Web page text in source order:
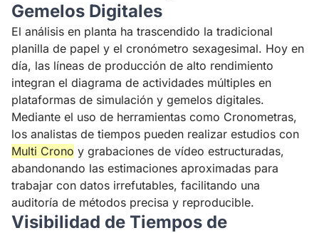
Gemelos Digitales
El análisis en planta ha trascendido la tradicional
planilla de papel y el cronómetro sexagesimal. Hoy en
día, las líneas de producción de alto rendimiento
integran el diagrama de actividades múltiples en
plataformas de simulación y gemelos digitales.
Mediante el uso de herramientas como Cronometras,
los analistas de tiempos pueden realizar estudios con
Multi Crono y grabaciones de vídeo estructuradas,
abandonando las estimaciones aproximadas para
trabajar con datos irrefutables, facilitando una
auditoría de métodos precisa y reproducible.
Visibilidad de Tiempos de